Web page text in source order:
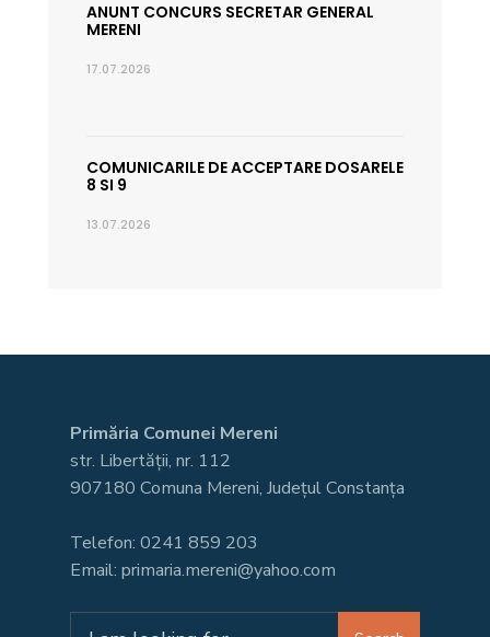
ANUNT CONCURS SECRETAR GENERAL
MERENI
17.07.2026
COMUNICARILE DE ACCEPTARE DOSARELE
8 SI 9
13.07.2026
Primăria Comunei Mereni
str. Libertății, nr. 112
907180 Comuna Mereni, Județul Constanța
Telefon: 0241 859 203
Email: primaria.mereni@yahoo.com